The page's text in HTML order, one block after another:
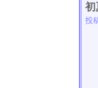
初
投